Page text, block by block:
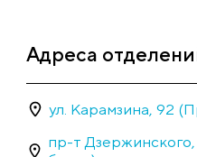
Адреса
ул. Карамзина, 92
пр-т